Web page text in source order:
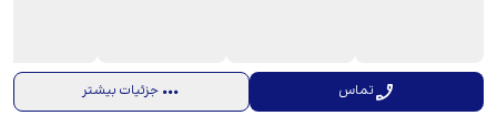
تماس جزئیات بیشتر